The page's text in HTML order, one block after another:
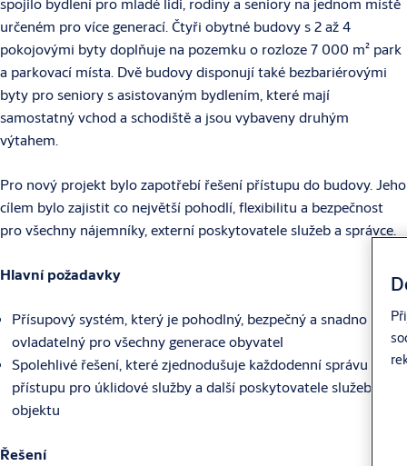
určeném pro více generací. Čtyři obytné budovy s 2 až 4
pokojovými byty doplňuje na pozemku o rozloze 7 000 m² park
a parkovací místa. Dvě budovy disponují také bezbariérovými
byty pro seniory s asistovaným bydlením, které mají
samostatný vchod a schodiště a jsou vybaveny druhým
výtahem.
Pro nový projekt bylo zapotřebí řešení přístupu do budovy. Jeho
cílem bylo zajistit co největší pohodlí, flexibilitu a bezpečnost
pro všechny nájemníky, externí poskytovatele služeb a správce.
Hlavní požadavky
Přísupový systém, který je pohodlný, bezpečný a snadno
ovladatelný pro všechny generace obyvatel
Spolehlivé řešení, které zjednodušuje každodenní správu
přístupu pro úklidové služby a další poskytovatele služeb v
objektu
Řešení